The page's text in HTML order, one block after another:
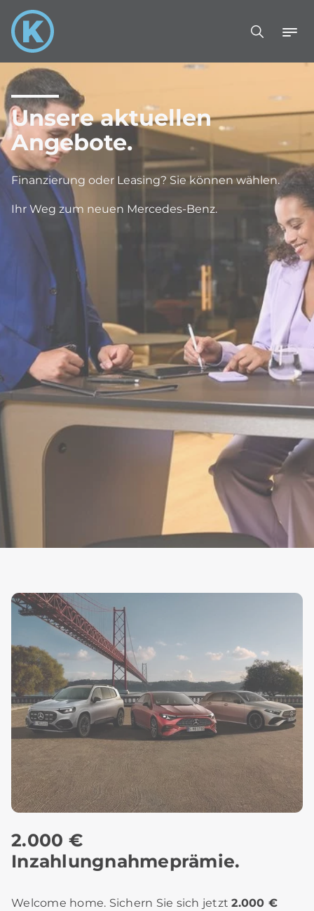
Unsere aktuellen
Angebote.
Finanzierung oder Leasing? Sie können wählen.
Ihr Weg zum neuen Mercedes-Benz.
2.000 €
Inzahlungnahmeprämie.
Welcome home. Sichern Sie sich jetzt2.000 €